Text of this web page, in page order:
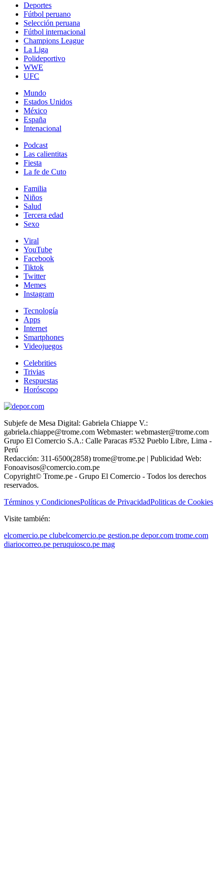
Deportes
Fútbol peruano
Selección peruana
Fútbol internacional
Champions League
La Liga
Polideportivo
WWE
UFC
Mundo
Estados Unidos
México
España
Intenacional
Podcast
Las calientitas
Fiesta
La fe de Cuto
Familia
Niños
Salud
Tercera edad
Sexo
Viral
YouTube
Facebook
Tiktok
Twitter
Memes
Instagram
Tecnología
Apps
Internet
Smartphones
Videojuegos
Celebrities
Trivias
Respuestas
Horóscopo
Subjefe de Mesa Digital: Gabriela Chiappe V.:
gabriela.chiappe@trome.com Webmaster: webmaster@trome.com
Grupo El Comercio S.A.: Calle Paracas #532 Pueblo Libre, Lima -
Perú
Redacción: 311-6500(2858) trome@trome.pe | Publicidad Web:
Fonoavisos@comercio.com.pe
Copyright© Trome.pe - Grupo El Comercio - Todos los derechos
reservados.
Términos y CondicionesPolíticas de PrivacidadPoliticas de Cookies
Visite también:
elcomercio.pe clubelcomercio.pe gestion.pe depor.com trome.com
diariocorreo.pe peruquiosco.pe mag